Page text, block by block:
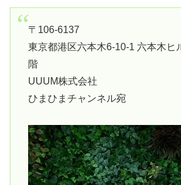
〒106-6137
東京都港区六本木6-10-1 六本木ヒ
階
UUUM株式会社
ひまひまチャンネル宛